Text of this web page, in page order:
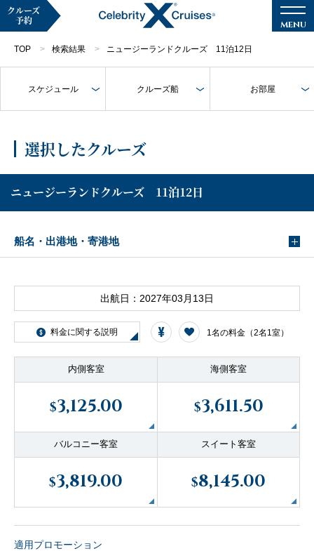
クルーズ検索
キャンペーン・特集
クルーズの楽しみ方
船内へようこそ
客船のご案内
寄港地ガイド
ご予約後の流れ お問い合わせ
セレブリティクルーズの世
クルーズ
予約
TOP 検索結果 ニュージーランドクルーズ 11泊12日
スケジュール クルーズ船 お部屋
選択したクルーズ
ニュージーランドクルーズ 11泊12日
船名・出港地・寄港地
出航日：2027年03月13日
料金に関する説明 1名の料金（2名1室）
内側客室
$3,125.00
海側客室
$3,611.50
バルコニー客室
$3,819.00
スイート客室
$8,145.00
適用プロモーション